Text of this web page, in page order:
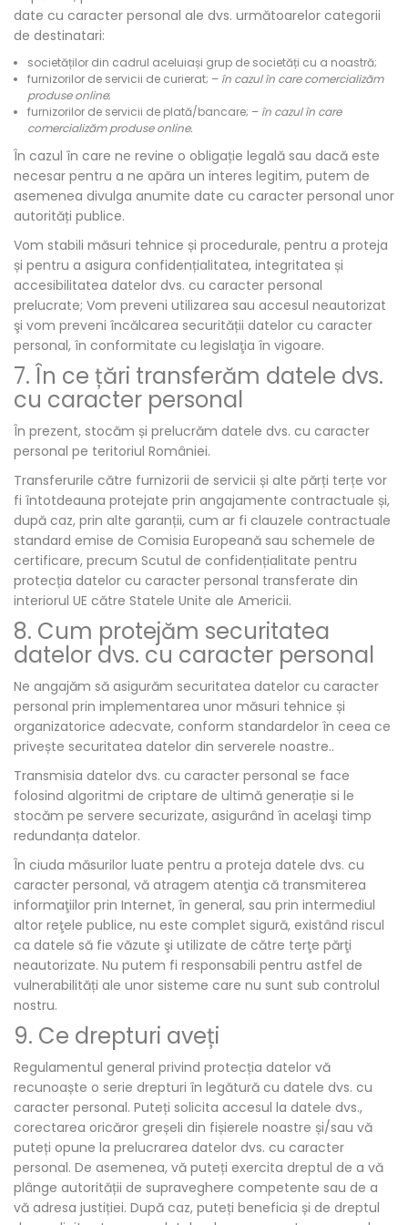
date cu caracter personal ale dvs. următoarelor categorii
de destinatari:
societăților din cadrul aceluiași grup de societăți cu a noastră;
furnizorilor de servicii de curierat; – în cazul în care comercializăm
produse online;
furnizorilor de servicii de plată/bancare; – în cazul în care
comercializăm produse online.
În cazul în care ne revine o obligație legală sau dacă este
necesar pentru a ne apăra un interes legitim, putem de
asemenea divulga anumite date cu caracter personal unor
autorități publice.
Vom stabili măsuri tehnice și procedurale, pentru a proteja
și pentru a asigura confidențialitatea, integritatea și
accesibilitatea datelor dvs. cu caracter personal
prelucrate; Vom preveni utilizarea sau accesul neautorizat
şi vom preveni încălcarea securității datelor cu caracter
personal, în conformitate cu legislaţia în vigoare.
7. În ce țări transferăm datele dvs.
cu caracter personal
În prezent, stocăm și prelucrăm datele dvs. cu caracter
personal pe teritoriul României.
Transferurile către furnizorii de servicii și alte părți terțe vor
fi întotdeauna protejate prin angajamente contractuale și,
după caz, prin alte garanții, cum ar fi clauzele contractuale
standard emise de Comisia Europeană sau schemele de
certificare, precum Scutul de confidențialitate pentru
protecția datelor cu caracter personal transferate din
interiorul UE către Statele Unite ale Americii.
8. Cum protejăm securitatea
datelor dvs. cu caracter personal
Ne angajăm să asigurăm securitatea datelor cu caracter
personal prin implementarea unor măsuri tehnice și
organizatorice adecvate, conform standardelor în ceea ce
privește securitatea datelor din serverele noastre..
Transmisia datelor dvs. cu caracter personal se face
folosind algoritmi de criptare de ultimă generație si le
stocăm pe servere securizate, asigurând în acelaşi timp
redundanța datelor.
În ciuda măsurilor luate pentru a proteja datele dvs. cu
caracter personal, vă atragem atenţia că transmiterea
informaţiilor prin Internet, în general, sau prin intermediul
altor reţele publice, nu este complet sigură, existând riscul
ca datele să fie văzute şi utilizate de către terţe părţi
neautorizate. Nu putem fi responsabili pentru astfel de
vulnerabilități ale unor sisteme care nu sunt sub controlul
nostru.
9. Ce drepturi aveți
Regulamentul general privind protecția datelor vă
recunoaște o serie drepturi în legătură cu datele dvs. cu
caracter personal. Puteți solicita accesul la datele dvs.,
corectarea oricăror greșeli din fișierele noastre și/sau vă
puteți opune la prelucrarea datelor dvs. cu caracter
personal. De asemenea, vă puteți exercita dreptul de a vă
plânge autorității de supraveghere competente sau de a
vă adresa justiției. După caz, puteți beneficia și de dreptul